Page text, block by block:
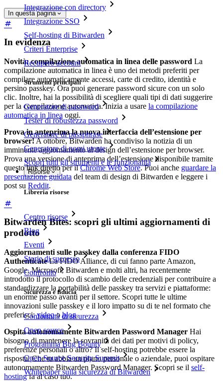
Integrazione con directory
Integrazione SSO
Self-hosting di Bitwarden
Criteri Enterprise
Recupero account
Strumenti principali
Generatore di password
Tester di robustezza password
Generatore di passphrase
Generatore di nomi utente
Scopri tutti gli strumenti e le funzionalità
Risorse
Libreria risorse
Centro risorse
Blog
Eventi
Storie di successo
Confronto
Sicurezza e fiducia
Conformità di sicurezza
Open source
Programma Bug Bounty
Open Source Security Summit
Whitepaper sulla sicurezza di Bitwarden
In questa pagina
In evidenza
Novità: compilazione automatica in linea delle password La
compilazione automatica in linea è uno dei metodi preferiti per
compilare automaticamente accessi, carte di credito, identità e
persino passkey. Ora puoi generare password sicure con un solo
clic. Inoltre, hai la possibilità di scegliere quali tipi di dati suggerire
per la compilazione automatica. Inizia a usare la compilazione
automatica in linea oggi.
Prova in anteprima la nuova interfaccia dell’estensione per
browser!A ottobre, Bitwarden ha condiviso la notizia di un
imminente aggiornamento al design dell’estensione per browser.
Prova una versione di anteprima dell’estensione disponibile tramite
questo link diretto per ilChrome Web Store. Puoi anche guardare la
presentazione guidata del team di design di Bitwarden e leggere i
post su Reddit.
Bitwarden Bites: scopri gli ultimi aggiornamenti di
prodotto
Aggiornamenti sulle passkey dalla conferenza FIDO
Authenticate La FIDO Alliance, di cui fanno parte Amazon,
Google, Microsoft, Bitwarden e molti altri, ha recentemente
introdotto il protocollo di scambio delle credenziali per contribuire a
standardizzare la portabilità delle passkey tra servizi e piattaforme:
un enorme passo avanti per il settore. Scopri tutte le ultime
innovazioni sulle passkey e il loro impatto su di te nel formato che
preferisci:videooblog.
Ospita autonomamente Bitwarden Password Manager Hai
bisogno di mantenere la sovranità dei dati per motivi di policy,
preferenze personali o altro? Il self-hosting potrebbe essere la
risposta. Che tu abbia un piano personale o aziendale, puoi ospitare
autonomamente Bitwarden Password Manager. Scopri se il self-
hostingfa al caso tuo.